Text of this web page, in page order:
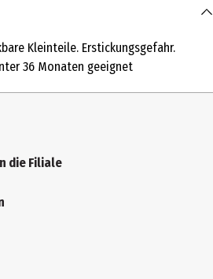
Kleinteile. Erstickungsgefahr.
36 Monaten geeignet
die Filiale